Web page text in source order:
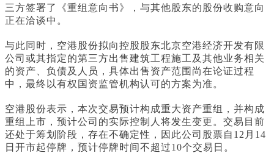
三方签署了《重组意向书》，与其他股东的股份收购意向
正在洽谈中。
与此同时，空港股份拟向控股股东北京空港经济开发有限
公司或其指定的第三方出售建筑工程施工及其他业务相关
的资产、负债及人员，具体出售资产范围尚在论证过程
中，最终以有权国资监管机构认可的方案为准。
空港股份表示，本次交易预计构成重大资产重组，并构成
重组上市，预计公司的实际控制人将发生变更。交易目前
还处于筹划阶段，存在不确定性，因此公司股票自12月14
日开市起停牌，预计停牌时间不超过10个交易日。